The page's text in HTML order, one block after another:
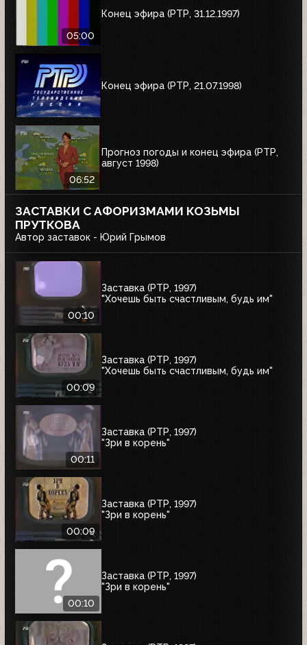
05:00
Конец эфира (РТР, 31.12.1997)
Конец эфира (РТР, 21.07.1998)
06:52
Прогноз погоды и конец эфира (РТР,
август 1998)
ЗАСТАВКИ С АФОРИЗМАМИ КОЗЬМЫ
ПРУТКОВА
Автор заставок - Юрий Грымов
00:10
Заставка (РТР, 1997)
"Хочешь быть счастливым, будь им"
00:09
Заставка (РТР, 1997)
"Хочешь быть счастливым, будь им"
00:11
Заставка (РТР, 1997)
"Зри в корень"
00:09
Заставка (РТР, 1997)
"Зри в корень"
00:10
Заставка (РТР, 1997)
"Зри в корень"